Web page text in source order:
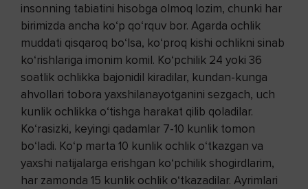
insonning tabiatini hisobga olmoq lozim, chunki har
birimizda ancha ko‘p qo‘rquv bor. Agarda ochlik
muddati qisqaroq bo‘lsa, ko‘proq kishi ochlikni sinab
ko‘rishlariga imonim komil. Ko‘pchilik 24 yoki 36
soatlik ochlikka bajonidil kiradilar, kundan-kunga
ahvollari tobora yaxshilanayotganini sezgach, uch
kunlik ochlikka o‘tishga harakat qilib qoladilar.
Ko‘rasizki, keyingi qadamlar 7-10 kunlik tomon
bo‘ladi. Ko‘p marta 10 kunlik ochlik o‘tkazgan va
yaxshi natijalarga erishgan ko‘pchilik shogirdlarim,
har zamonda 15 kunlik ochlik o‘tkazadilar. Ayrimlari